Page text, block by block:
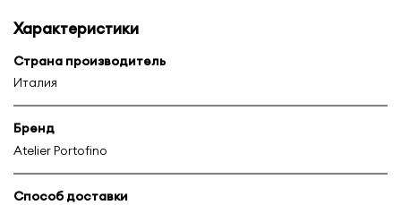
Характеристики
Страна производитель
Италия
Бренд
Atelier Portofino
Способ доставки